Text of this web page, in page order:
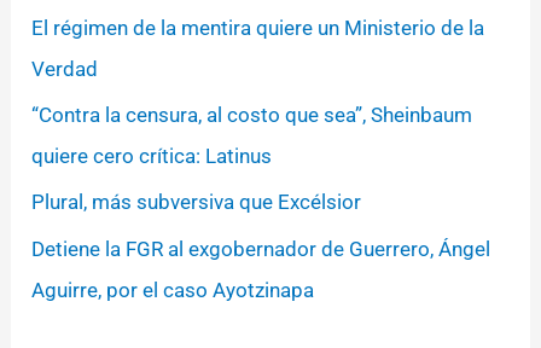
El régimen de la mentira quiere un Ministerio de la
Verdad
“Contra la censura, al costo que sea”, Sheinbaum
quiere cero crítica: Latinus
Plural, más subversiva que Excélsior
Detiene la FGR al exgobernador de Guerrero, Ángel
Aguirre, por el caso Ayotzinapa